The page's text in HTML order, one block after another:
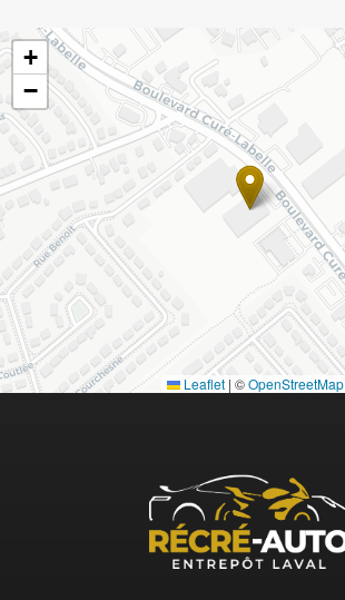
+
−
Leaflet | ©OpenStreetMap